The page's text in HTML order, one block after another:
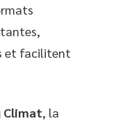
et facilitent
Climat, la